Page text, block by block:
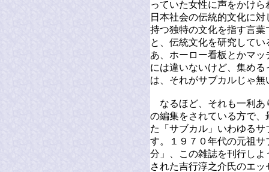
っていた女性に声をかけ
日本社会の伝統的文化に
持つ独特の文化を指す言
と、伝統文化を研究して
あ、ホーロー看板とかマ
には違いないけど、集め
は、それがサブカルじゃ
なるほど、それも一利あ
の編集をされている方で
た「サブカル」いわゆる
す。１９７０年代の元祖
分」、この雑誌を刊行し
された吉行淳之介氏のエ